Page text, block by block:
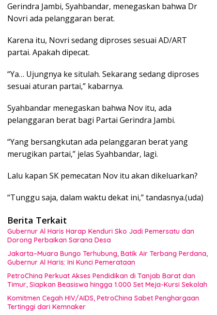
Gerindra Jambi, Syahbandar, menegaskan bahwa Dr
Novri ada pelanggaran berat.
Karena itu, Novri sedang diproses sesuai AD/ART
partai. Apakah dipecat.
“Ya… Ujungnya ke situlah. Sekarang sedang diproses
sesuai aturan partai,” kabarnya.
Syahbandar menegaskan bahwa Nov itu, ada
pelanggaran berat bagi Partai Gerindra Jambi.
“Yang bersangkutan ada pelanggaran berat yang
merugikan partai,” jelas Syahbandar, lagi.
Lalu kapan SK pemecatan Nov itu akan dikeluarkan?
“Tunggu saja, dalam waktu dekat ini,” tandasnya.(uda)
Berita Terkait
Gubernur Al Haris Harap Kenduri Sko Jadi Pemersatu dan
Dorong Perbaikan Sarana Desa
Jakarta–Muara Bungo Terhubung, Batik Air Terbang Perdana,
Gubernur Al Haris: Ini Kunci Pemerataan
PetroChina Perkuat Akses Pendidikan di Tanjab Barat dan
Timur, Siapkan Beasiswa hingga 1.000 Set Meja-Kursi Sekolah
Komitmen Cegah HIV/AIDS, PetroChina Sabet Penghargaan
Tertinggi dari Kemnaker